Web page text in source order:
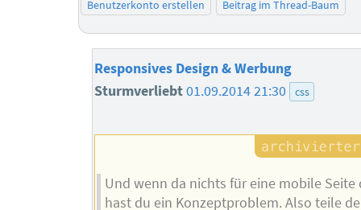
Benutzerkonto erstellen
Beitrag im Thread-Baum
Responsives Design & Werbung
Sturmverliebt01.09.2014 21:30 css
Und wenn da nichts für eine mobile Seite
hast du ein Konzeptproblem. Also teile